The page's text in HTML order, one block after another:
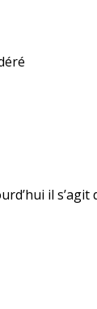
il s’agit